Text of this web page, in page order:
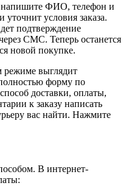
напишите ФИО, телефон и
условия заказа.
подтверждение
СМС. Теперь останется
новой покупке.
режиме выглядит
форму по
доставки, оплаты,
к заказу написать
вас найти. Нажмите
В интернет-